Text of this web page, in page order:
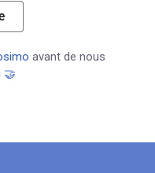
avant de nous
🤝